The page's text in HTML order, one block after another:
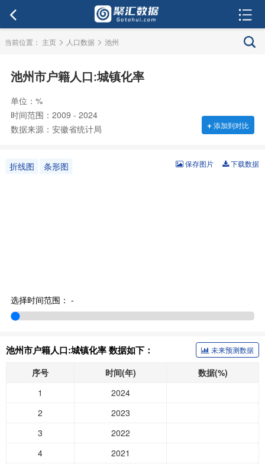
当前位置： 主页 > 人口数据 > 池州
池州市户籍人口:城镇化率
单位：%
时间范围：2009 - 2024
数据来源：安徽省统计局
+添加到对比
折线图 条形图 下载数据
保存图片
选择时间范围： -
池州市户籍人口:城镇化率 数据如下： 未来预测数据
序号 时间(年)
数据(%)
1
2024
2
2023
3
2022
4
2021